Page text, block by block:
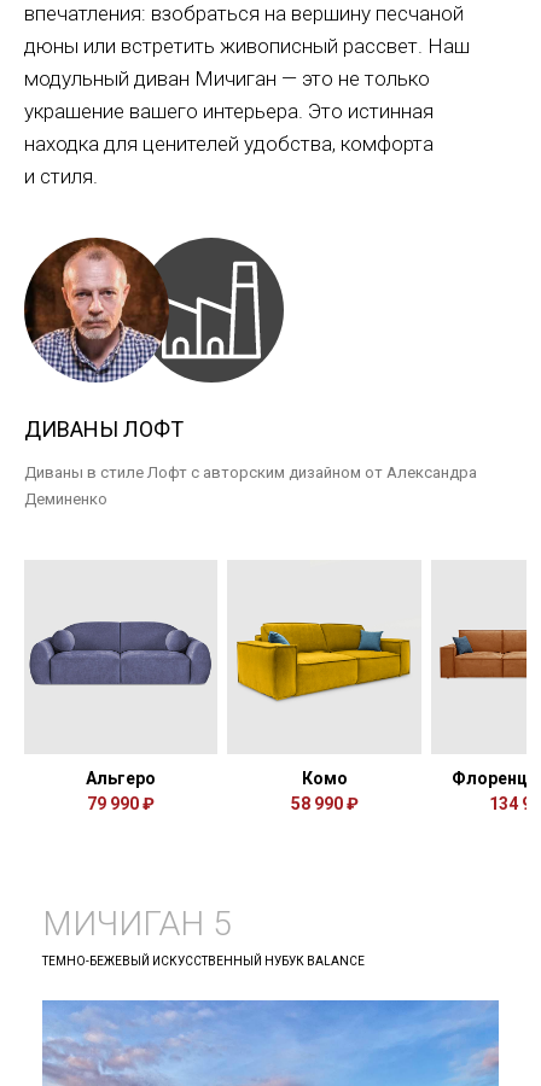
впечатления: взобраться на вершину песчаной
дюны или встретить живописный рассвет. Наш
модульный диван Мичиган — это не только
украшение вашего интерьера. Это истинная
находка для ценителей удобства, комфорта
и стиля.
ДИВАНЫ ЛОФТ
Диваны в стиле Лофт с авторским дизайном от Александра
Деминенко
Альгеро
79 990 ₽
Комо
58 990 ₽
134
МИЧИГАН 5
ТЕМНО-БЕЖЕВЫЙ ИСКУССТВЕННЫЙ НУБУК BALANCE